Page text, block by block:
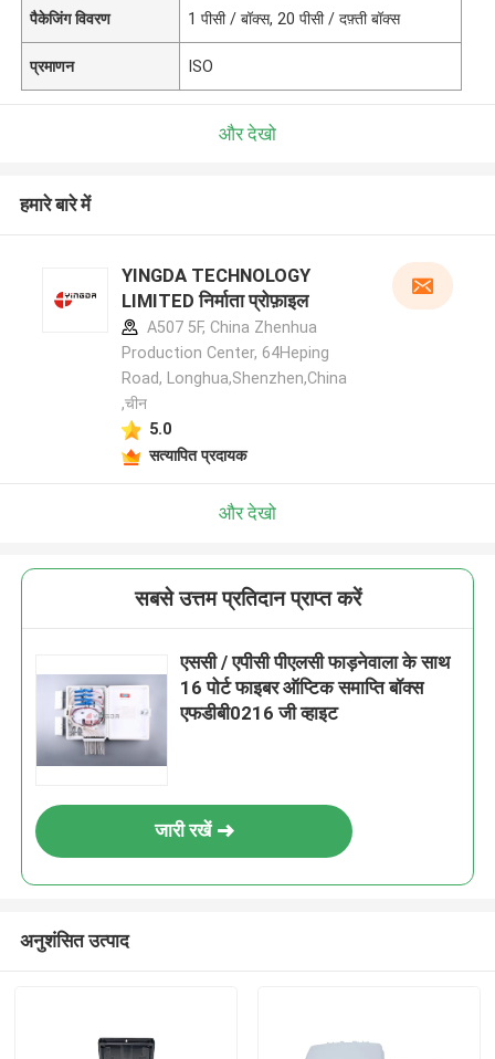
पैकेजिंग विवरण 1 पीसी / बॉक्स, 20 पीसी / दफ़्ती बॉक्स
प्रमाणन ISO
और देखो
हमारे बारे में
YINGDA TECHNOLOGY
LIMITED निर्माता प्रोफ़ाइल
A507 5F, China Zhenhua
Production Center, 64Heping
Road, Longhua,Shenzhen,China
,चीन
5.0
सत्यापित प्रदायक
और देखो
सबसे उत्तम प्रतिदान प्राप्त करें
एससी / एपीसी पीएलसी फाड़नेवाला के साथ
16 पोर्ट फाइबर ऑप्टिक समाप्ति बॉक्स
एफडीबी0216 जी व्हाइट
जारी रखें
अनुशंसित उत्पाद